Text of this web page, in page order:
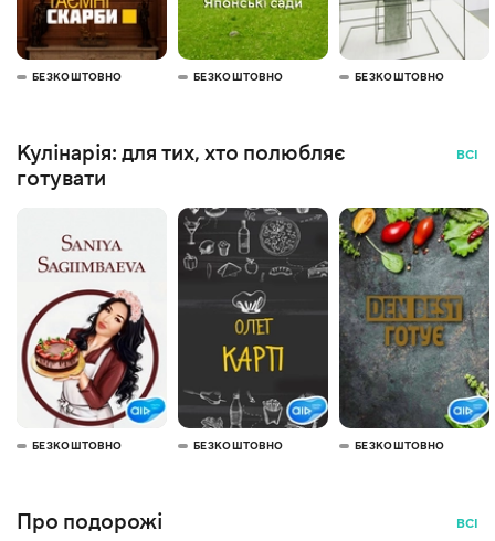
БЕЗКОШТОВНО БЕЗКОШТОВНО БЕЗКОШТОВНО
Кулінарія: для тих, хто полюбляє
готувати
ВСІ
БЕЗКОШТОВНО БЕЗКОШТОВНО БЕЗКОШТОВНО
Про подорожі ВСІ